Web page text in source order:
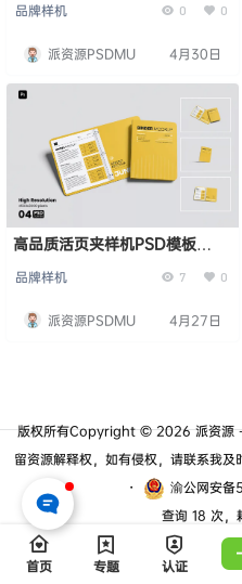
品牌样机 0 0
派资源PSDMU 4月30日
高品质活页夹样机PSD模板
品牌样机 7 0
派资源PSDMU 4月27日
版权所有Copyright © 2026派资源
留资源解释权，如有侵权，请联系我及
・
渝公网安
查询 18 次，
首页 专题 认证